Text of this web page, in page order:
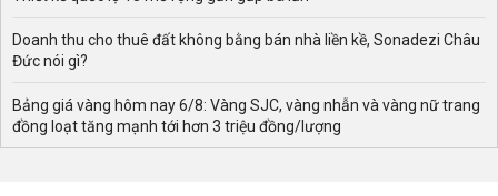
Doanh thu cho thuê đất không bằng bán nhà liền kề, Sonadezi Châu
Đức nói gì?
Bảng giá vàng hôm nay 6/8: Vàng SJC, vàng nhẫn và vàng nữ trang
đồng loạt tăng mạnh tới hơn 3 triệu đồng/lượng